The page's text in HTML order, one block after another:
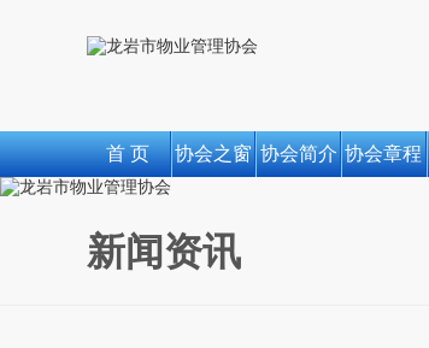
首 页 协会之窗 协会简介 协会章程
新闻资讯